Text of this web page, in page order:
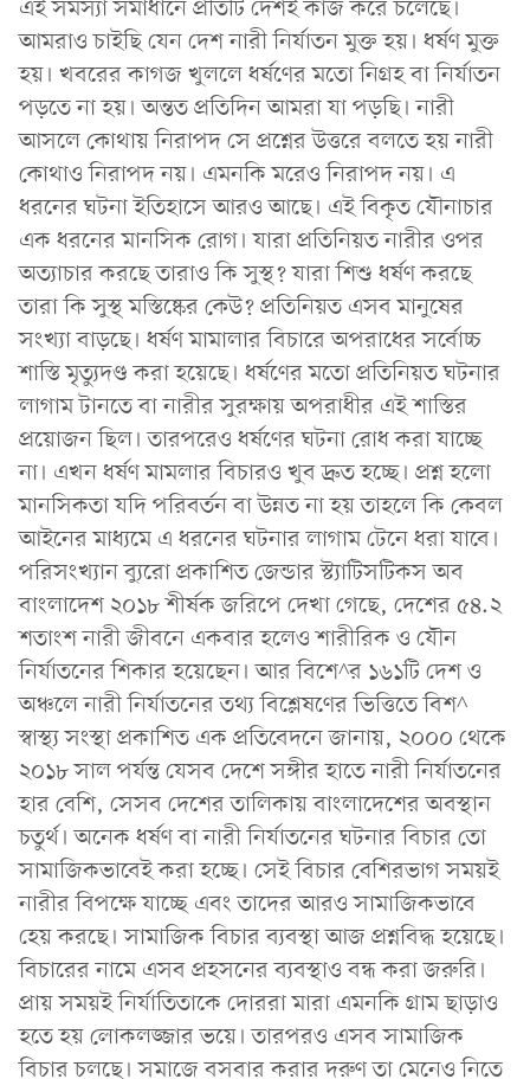
এই সমস্যা সমাধানে প্রতিটি দেশই কাজ করে চলেছে।
আমরাও চাইছি যেন দেশ নারী নির্যাতন মুক্ত হয়। ধর্ষণ মুক্ত
হয়। খবরের কাগজ খুললে ধর্ষণের মতো নিগ্রহ বা নির্যাতন
পড়তে না হয়। অন্তত প্রতিদিন আমরা যা পড়ছি। নারী
আসলে কোথায় নিরাপদ সে প্রশ্নের উত্তরে বলতে হয় নারী
কোথাও নিরাপদ নয়। এমনকি মরেও নিরাপদ নয়। এ
ধরনের ঘটনা ইতিহাসে আরও আছে। এই বিকৃত যৌনাচার
এক ধরনের মানসিক রোগ। যারা প্রতিনিয়ত নারীর ওপর
অত্যাচার করছে তারাও কি সুস্থ? যারা শিশু ধর্ষণ করছে
তারা কি সুস্থ মস্তিষ্কের কেউ? প্রতিনিয়ত এসব মানুষের
সংখ্যা বাড়ছে। ধর্ষণ মামালার বিচারে অপরাধের সর্বোচ্চ
শাস্তি মৃত্যুদণ্ড করা হয়েছে। ধর্ষণের মতো প্রতিনিয়ত ঘটনার
লাগাম টানতে বা নারীর সুরক্ষায় অপরাধীর এই শাস্তির
প্রয়োজন ছিল। তারপরেও ধর্ষণের ঘটনা রোধ করা যাচ্ছে
না। এখন ধর্ষণ মামলার বিচারও খুব দ্রুত হচ্ছে। প্রশ্ন হলো
মানসিকতা যদি পরিবর্তন বা উন্নত না হয় তাহলে কি কেবল
আইনের মাধ্যমে এ ধরনের ঘটনার লাগাম টেনে ধরা যাবে।
পরিসংখ্যান ব্যুরো প্রকাশিত জেন্ডার স্ট্যাটিসটিকস অব
বাংলাদেশ ২০১৮ শীর্ষক জরিপে দেখা গেছে, দেশের ৫৪.২
শতাংশ নারী জীবনে একবার হলেও শারীরিক ও যৌন
নির্যাতনের শিকার হয়েছেন। আর বিশে^র ১৬১টি দেশ ও
অঞ্চলে নারী নির্যাতনের তথ্য বিশ্লেষণের ভিত্তিতে বিশ^
স্বাস্থ্য সংস্থা প্রকাশিত এক প্রতিবেদনে জানায়, ২০০০ থেকে
২০১৮ সাল পর্যন্ত যেসব দেশে সঙ্গীর হাতে নারী নির্যাতনের
হার বেশি, সেসব দেশের তালিকায় বাংলাদেশের অবস্থান
চতুর্থ। অনেক ধর্ষণ বা নারী নির্যাতনের ঘটনার বিচার তো
সামাজিকভাবেই করা হচ্ছে। সেই বিচার বেশিরভাগ সময়ই
নারীর বিপক্ষে যাচ্ছে এবং তাদের আরও সামাজিকভাবে
হেয় করছে। সামাজিক বিচার ব্যবস্থা আজ প্রশ্নবিদ্ধ হয়েছে।
বিচারের নামে এসব প্রহসনের ব্যবস্থাও বন্ধ করা জরুরি।
প্রায় সময়ই নির্যাতিতাকে দোররা মারা এমনকি গ্রাম ছাড়াও
হতে হয় লোকলজ্জার ভয়ে। তারপরও এসব সামাজিক
বিচার চলছে। সমাজে বসবার করার দরুণ তা মেনেও নিতে